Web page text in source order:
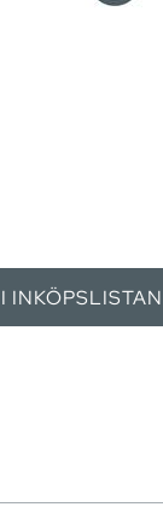
INKÖPSLISTAN